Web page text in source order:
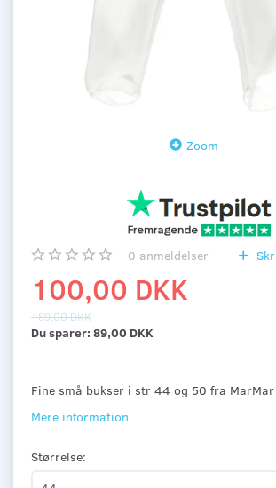
Zoom
0 anmeldelser
100,00 DKK
189,00 DKK
Du sparer: 89,00 DKK
Fine små bukser i str 44 og 50 fra MarMar
Mere information
Størrelse: